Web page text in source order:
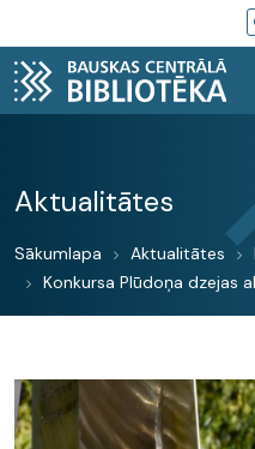
Aktualitātes
Sākumlapa Aktualitātes
Konkursa Plūdoņa dzejas